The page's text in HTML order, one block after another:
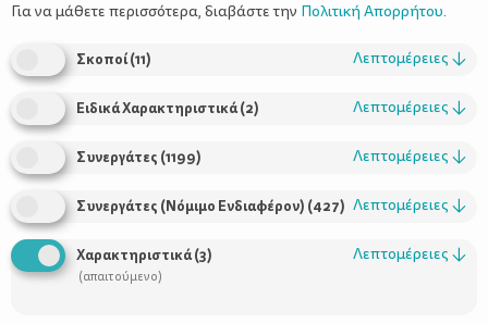
Οι Σύμβουλοι
Επικοινωνία
Τηλέφωνο Επικοινωνίας:
800-1199-800
(από σταθερό,
Για να μάθετε περισσότερα, διαβάστε την Πολιτική Απορρήτου.
Σκοποί(11) Λεπτομέρειες ↓
Ειδικά Χαρακτηριστικά(2) Λεπτομέρειες ↓
Συνεργάτες (1199) Λεπτομέρειες ↓
Συνεργάτες (Νόμιμο Ενδιαφέρον) (427) Λεπτομέρειες ↓
Χαρακτηριστικά(3)
(απαιτούμενο)
Λεπτομέρειες ↓